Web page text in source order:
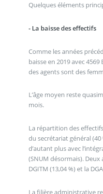
Quelques éléments
- La baisse des effectifs
Comme les années
baisse en 2019 avec 4569
des agents sont des
L’âge moyen reste
mois.
La répartition des
du secrétariat général
d’autant plus avec
(SNUM désormais).
DGITM (13,04 %) et la
La filière administrative